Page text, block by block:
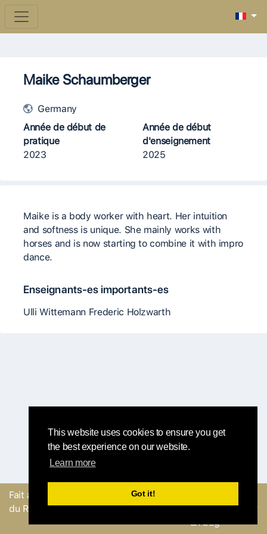
This website uses cookies to ensure you get
the best experience on our website.
Learn more
Got it!
Maike Schaumberger
Germany
Année de début de
pratique
2023
Année de début
d'enseignement
2025
Maike is a body worker with heart. Her intuition
and softness is unique. She mainly works with
horses and is now starting to combine it with impro
dance.
Enseignants-es importants-es
Ulli Wittemann Frederic Holzwarth
Fait avec
du Round Robin
commentaire ou Signaler
un bug